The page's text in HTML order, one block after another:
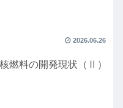
2026.06.26
燃料の開発現状（Ⅱ）